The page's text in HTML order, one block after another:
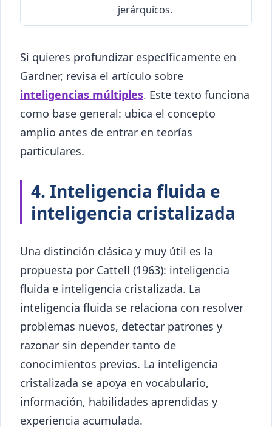
jerárquicos.
Si quieres profundizar específicamente en
Gardner, revisa el artículo sobre
inteligencias múltiples. Este texto funciona
como base general: ubica el concepto
amplio antes de entrar en teorías
particulares.
4. Inteligencia fluida e
inteligencia cristalizada
Una distinción clásica y muy útil es la
propuesta por Cattell (1963): inteligencia
fluida e inteligencia cristalizada. La
inteligencia fluida se relaciona con resolver
problemas nuevos, detectar patrones y
razonar sin depender tanto de
conocimientos previos. La inteligencia
cristalizada se apoya en vocabulario,
información, habilidades aprendidas y
experiencia acumulada.